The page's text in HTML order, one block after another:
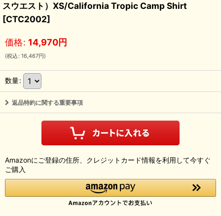
スウエスト）XS/California Tropic Camp Shirt
[CTC2002]
価格: 14,970円
(税込 : 16,467円)
数量:
返品特約に関する重要事項
Amazonにご登録の住所、クレジットカード情報を利用して今すぐ
ご購入